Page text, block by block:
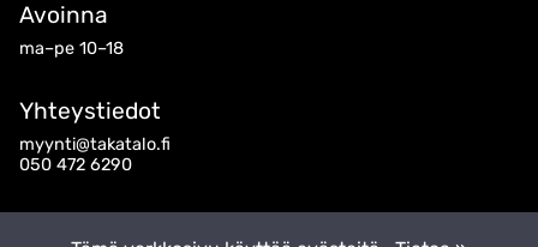
Avoinna
ma–pe 10–18
Yhteystiedot
myynti@takatalo.fi
050 472 6290